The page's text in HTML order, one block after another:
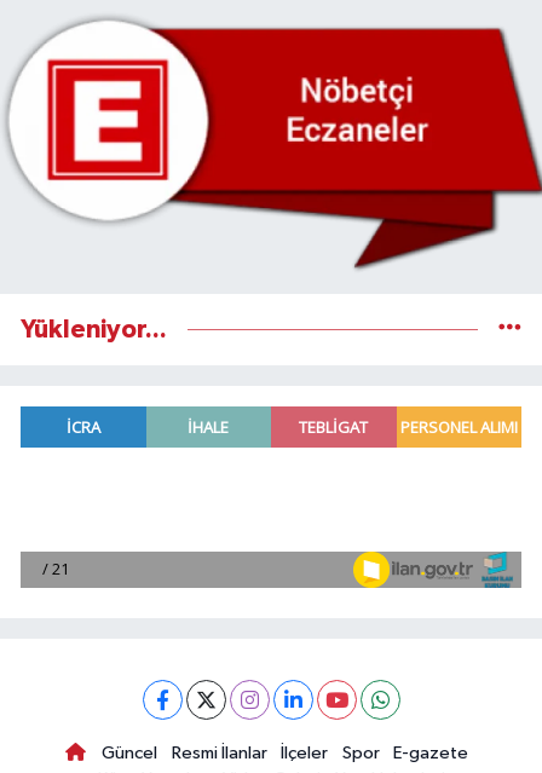
Yükleniyor...
Güncel Resmi İlanlar İlçeler Spor
E-gazete